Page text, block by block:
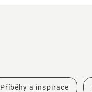
Příběhy a inspirace